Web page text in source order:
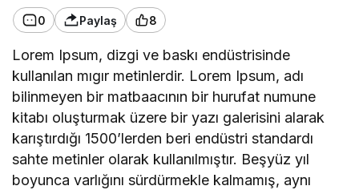
0 Paylaş 8
Lorem Ipsum, dizgi ve baskı endüstrisinde
kullanılan mıgır metinlerdir. Lorem Ipsum, adı
bilinmeyen bir matbaacının bir hurufat numune
kitabı oluşturmak üzere bir yazı galerisini alarak
karıştırdığı 1500’lerden beri endüstri standardı
sahte metinler olarak kullanılmıştır. Beşyüz yıl
boyunca varlığını sürdürmekle kalmamış, aynı